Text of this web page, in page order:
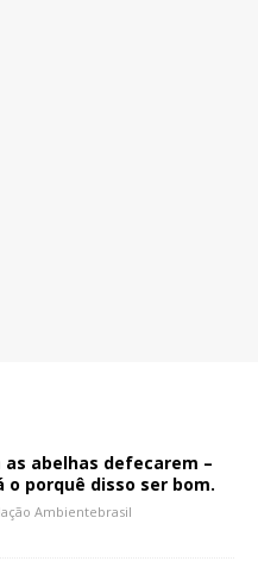
abelhas defecarem –
o porquê disso ser bom.
Ambientebrasil